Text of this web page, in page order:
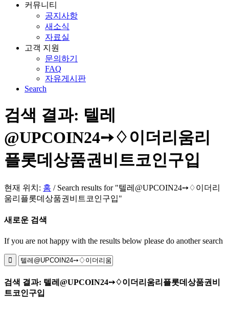
커뮤니티
공지사항
새소식
자료실
고객 지원
문의하기
FAQ
자유게시판
Search
검색 결과: 텔레
@UPCOIN24➙♢이더리움리
플롯데상품권비트코인구입
현재 위치: 홈 / Search results for "텔레@UPCOIN24➙♢이더리
움리플롯데상품권비트코인구입"
새로운 검색
If you are not happy with the results below please do another search
검색 결과: 텔레@UPCOIN24➙♢이더리움리플롯데상품권비
트코인구입